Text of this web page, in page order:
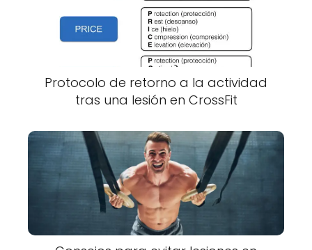
Protocolo de retorno a la actividad
tras una lesión en CrossFit